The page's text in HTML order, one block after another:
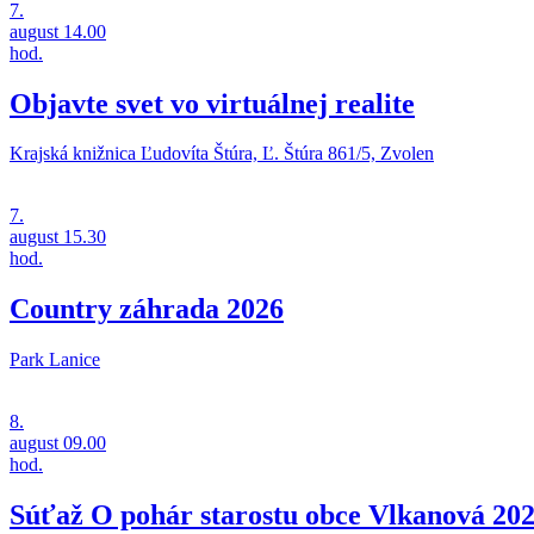
7.
august 14.00
hod.
Objavte svet vo virtuálnej realite
Krajská knižnica Ľudovíta Štúra, Ľ. Štúra 861/5, Zvolen
7.
august 15.30
hod.
Country záhrada 2026
Park Lanice
8.
august 09.00
hod.
Súťaž O pohár starostu obce Vlkanová